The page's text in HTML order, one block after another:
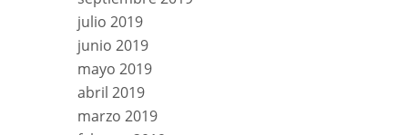
julio 2019
junio 2019
mayo 2019
abril 2019
marzo 2019